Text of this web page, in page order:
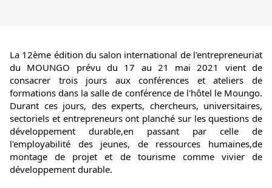
La 12ème édition du salon international de l'entrepreneuriat
du MOUNGO prévu du 17 au 21 mai 2021 vient de
consacrer trois jours aux conférences et ateliers de
formations dans la salle de conférence de l'hôtel le Moungo.
Durant ces jours, des experts, chercheurs, universitaires,
sectoriels et entrepreneurs ont planché sur les questions de
développement durable,en passant par celle de
l'employabilité des jeunes, de ressources humaines,de
montage de projet et de tourisme comme vivier de
développement durable.